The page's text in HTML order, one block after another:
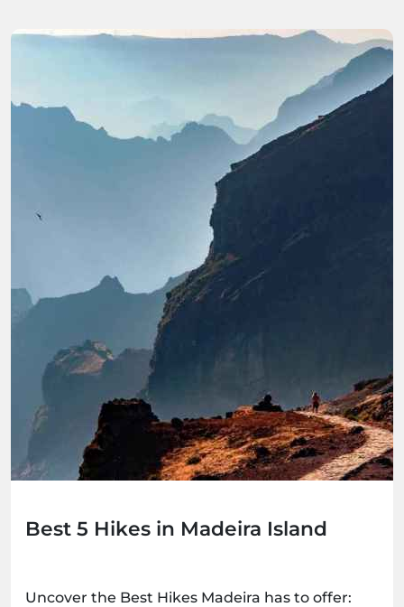
Best 5 Hikes in Madeira Island
Uncover the Best Hikes Madeira has to offer: